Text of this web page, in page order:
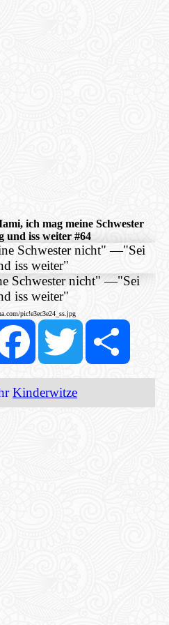
ich mag meine Schwester
und iss weiter #64
Schwester nicht"—"Sei
iss weiter"
pic!e3ec3e24_ss.jpg
FacebookTwitter
Kinderwitze